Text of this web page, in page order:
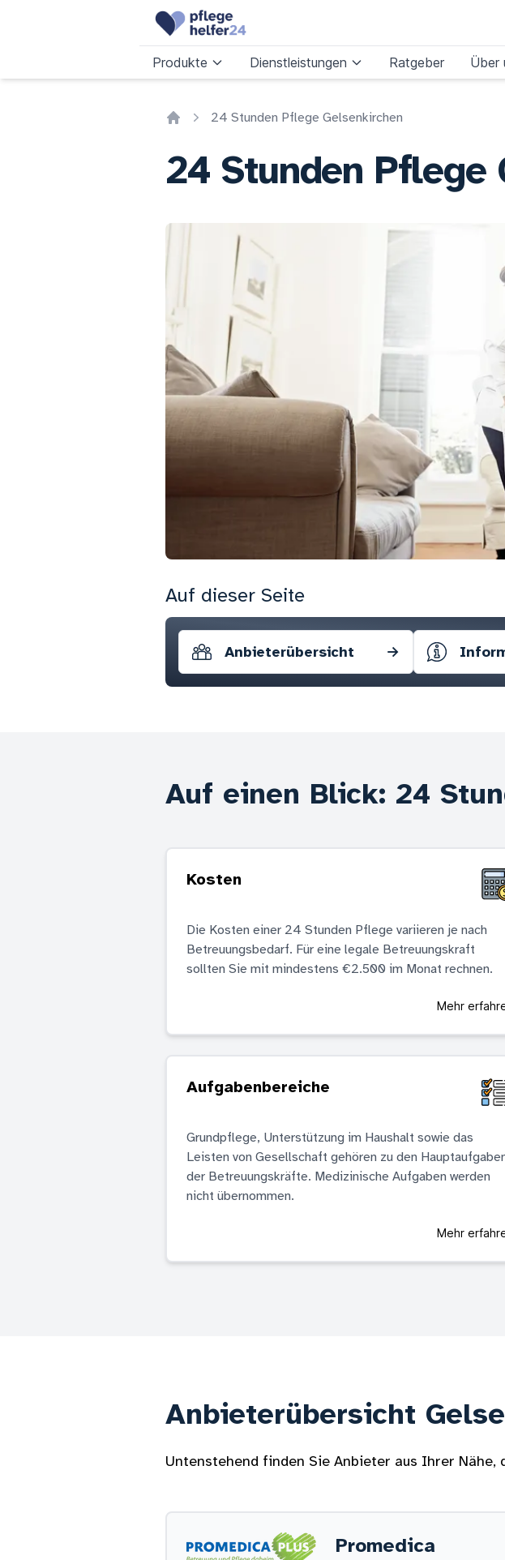
Produkte Dienstleistungen Ratgeber Über
24 Stunden Pflege Gelsenkirchen
24 Stunden Pflege
Auf dieser Seite
Anbieterübersicht →
Auf einen Blick: 24
Kosten
Die Kosten einer 24 Stunden Pflege variieren je nach
Betreuungsbedarf. Für eine legale Betreuungskraft
sollten Sie mit mindestens €2.500 im Monat rechnen.
Mehr
Aufgabenbereiche
Grundpflege, Unterstützung im Haushalt sowie das
Leisten von Gesellschaft gehören zu den
der Betreuungskräfte. Medizinische Aufgaben werden
nicht übernommen.
Mehr
Anbieterübersicht
Untenstehend finden Sie Anbieter aus Ihrer
Promedica